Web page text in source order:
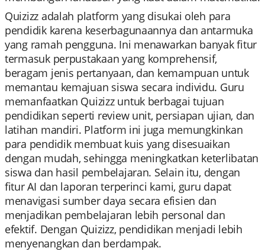
Quizizz adalah platform yang disukai oleh para
pendidik karena keserbagunaannya dan antarmuka
yang ramah pengguna. Ini menawarkan banyak fitur
termasuk perpustakaan yang komprehensif,
beragam jenis pertanyaan, dan kemampuan untuk
memantau kemajuan siswa secara individu. Guru
memanfaatkan Quizizz untuk berbagai tujuan
pendidikan seperti review unit, persiapan ujian, dan
latihan mandiri. Platform ini juga memungkinkan
para pendidik membuat kuis yang disesuaikan
dengan mudah, sehingga meningkatkan keterlibatan
siswa dan hasil pembelajaran. Selain itu, dengan
fitur AI dan laporan terperinci kami, guru dapat
menavigasi sumber daya secara efisien dan
menjadikan pembelajaran lebih personal dan
efektif. Dengan Quizizz, pendidikan menjadi lebih
menyenangkan dan berdampak.